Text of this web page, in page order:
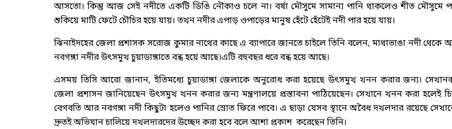
আসতো। কিন্তু আজ সেই নদীতে একটি ডিঙি নৌকাও চলে না। বর্ষা মৌসুমে সামান্য পানি থাকলেও শীত মৌসুমে
শুকিয়ে মাটি ফেটে চৌচির হয়ে যায়। তখন নদীর এপাড় ওপাড়ের মানুষ হেঁটে হেঁটেই নদী পার হয়ে যায়।
ঝিনাইদহের জেলা প্রশাসক সরোজ কুমার নাথের কাছে এ ব্যাপারে জানতে চাইলে তিনি বলেন, মাথাভাঙা নদী থেকে
নবগঙ্গা নদীর উৎসমুখ চুয়াডাঙ্গাতে বন্ধ হয়ে আছে।এটি বহুবছর ধরে বন্ধ হয়ে আছে।
এসময় তিসি আরো জানান, ইতিমধ্যে চুয়াডাঙ্গা জেলাকে অনুরোধ করা হয়েছে উৎসমুখ খনন করার জন্য।
জেলা প্রশাসন জানিয়েছেন উৎসমুখ খনন করার জন্য মন্ত্রণালয়ে প্রস্তাবনা পাঠিয়েছেন। সেখানে খনন করা হলেই
বেগবতি আর নবগঙ্গা নদী কিছুটা হলেও পানির স্রোত ফিরে পাবে। এ ছাড়া যেসব স্থানে অবৈধ দখলদার রয়েছে
দ্রুতই অভিযান চালিয়ে দখলদারদের উচ্ছেদ করা হবে বলে আশা প্রকাশ করেছেন তিনি।